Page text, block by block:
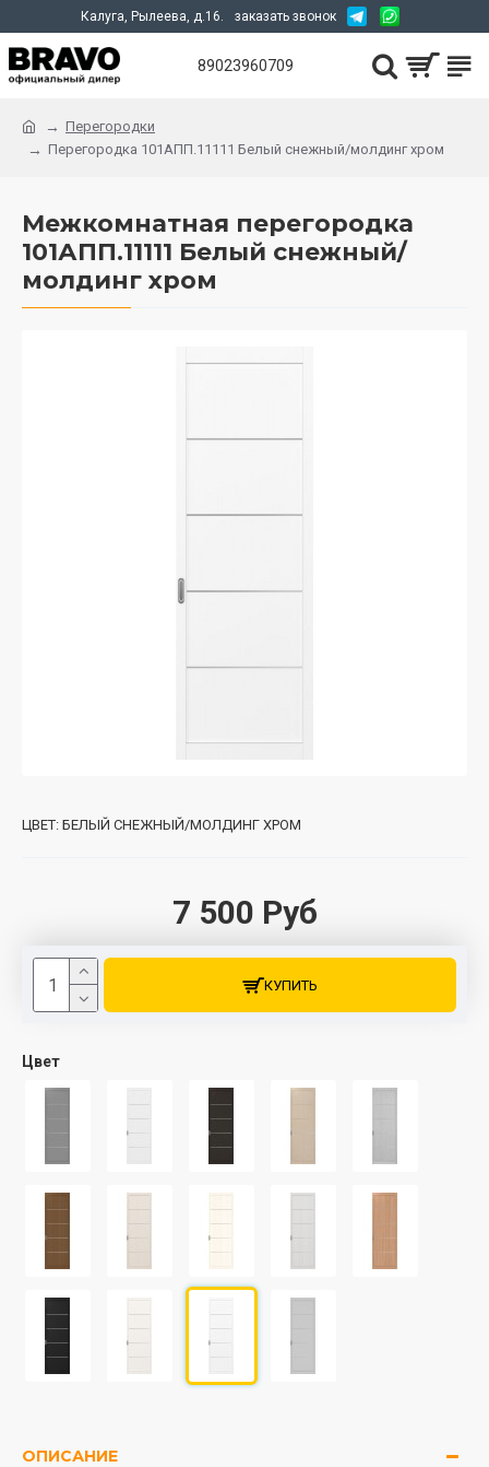
Калуга, Рылеева, д.16. заказать звонок
89023960709
Перегородки
Перегородка 101АПП.11111 Белый снежный/молдинг хром
Межкомнатная перегородка
101АПП.11111 Белый снежный/
молдинг хром
7 500 Руб
ЦВЕТ: БЕЛЫЙ СНЕЖНЫЙ/МОЛДИНГ ХРОМ
Цвет
КУПИТЬ
ОПИСАНИЕ